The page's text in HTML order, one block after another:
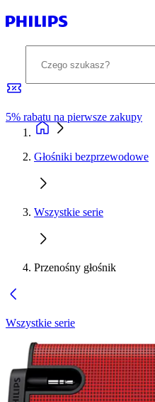
5% rabatu na pierwsze zakupy
Głośniki bezprzewodowe
Wszystkie serie
Przenośny głośnik
Wszystkie serie